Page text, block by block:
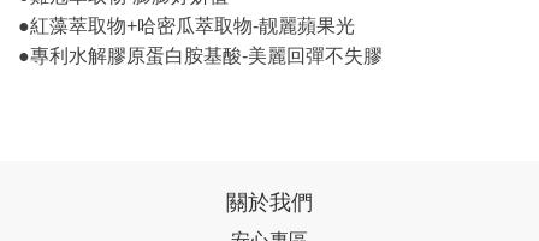
●紅藻萃取物+哈密瓜萃取物-靓麗蘋果光
●專利水解膠原蛋白胺基酸-美麗回彈不失膠
關於我們